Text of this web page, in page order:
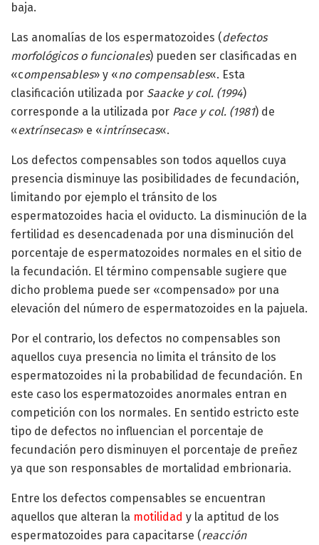
baja.
Las anomalías de los espermatozoides (defectos
morfológicos o funcionales) pueden ser clasificadas en
«compensables» y «no compensables«. Esta
clasificación utilizada por Saacke y col. (1994)
corresponde a la utilizada por Pace y col. (1981) de
«extrínsecas» e «intrínsecas«.
Los defectos compensables son todos aquellos cuya
presencia disminuye las posibilidades de fecundación,
limitando por ejemplo el tránsito de los
espermatozoides hacia el oviducto. La disminución de la
fertilidad es desencadenada por una disminución del
porcentaje de espermatozoides normales en el sitio de
la fecundación. El término compensable sugiere que
dicho problema puede ser «compensado» por una
elevación del número de espermatozoides en la pajuela.
Por el contrario, los defectos no compensables son
aquellos cuya presencia no limita el tránsito de los
espermatozoides ni la probabilidad de fecundación. En
este caso los espermatozoides anormales entran en
competición con los normales. En sentido estricto este
tipo de defectos no influencian el porcentaje de
fecundación pero disminuyen el porcentaje de preñez
ya que son responsables de mortalidad embrionaria.
Entre los defectos compensables se encuentran
aquellos que alteran la motilidad y la aptitud de los
espermatozoides para capacitarse (reacción